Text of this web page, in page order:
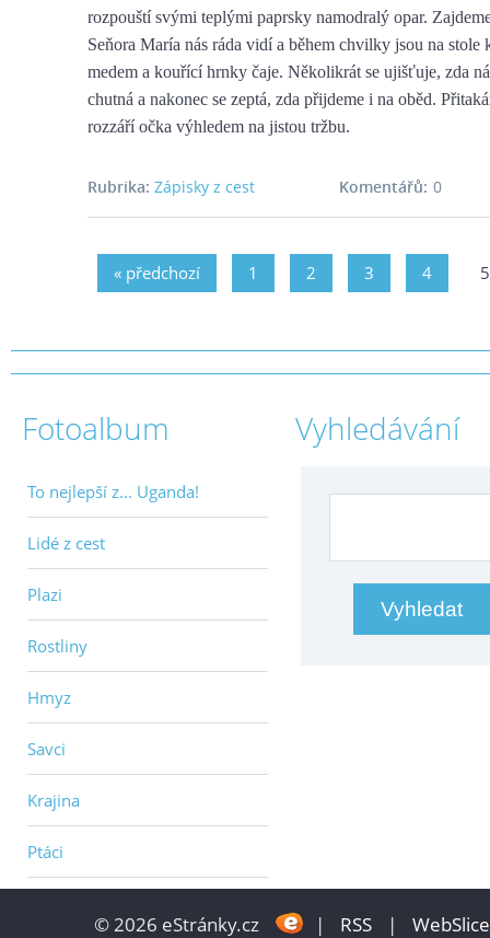
rozpouští svými teplými paprsky namodralý opar.
Seňora María nás ráda vidí a během chvilky jsou na stole
medem a kouřící hrnky čaje. Několikrát se ujišťuje, zda
chutná a nakonec se zeptá, zda přijdeme i na oběd.
rozzáří očka výhledem na jistou tržbu.
Rubrika: Zápisky z cest 0
Komentářů:
« předchozí 1 2 3 4 5
Fotoalbum
To nejlepší z... Uganda!
Lidé z cest
Plazi
Rostliny
Hmyz
Savci
Krajina
Ptáci
Vyhledávání
© 2026 eStránky.cz | RSS |
WebSlice